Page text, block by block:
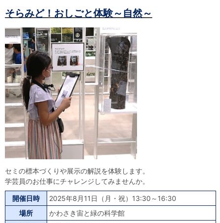
メガスターご紹介
投影メニュー
投影時間・料金
プラネタリウム解説員
イベント
当日参加
事前申込
その他
施設案内
自然体験
天文体験
フロア案内
屋外展示 D51形蒸気機関車
利用案内
開館時間・プラネタリウム投影時間・観覧料
カフェ・ショップ
アクセス・駐車場
科学館資料の特別利用料
団体利用予約
学校団体
幼稚園・保育園団体
一般団体
かわさき星空ウォッチング
出前科学実験教室
プラネタリウム一般団体貸切利用「星空自由空間」
科学館概要
基本理念
沿革
計画・年報・評価・議事録
青少年科学館運営基本計画
事業評価
議事録
研究資料
研究の紹介
川崎市自然環境調査報告
図録
紀要
年報
出版物
生田緑地の植物
お問い合わせ
よくある質問
日本語 English
そらみど！おしごと体験～自然～
セミの標本づくりや展示の解説を体験します。
学芸員のお仕事にチャレンジしてみませんか。
開催日時
2025年8月11日（月・祝）13:30～16:30
場所
かわさき宙と緑の科学館